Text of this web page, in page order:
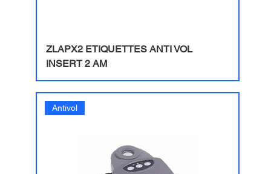
ZLAPX2 ETIQUETTES ANTI VOL
INSERT 2 AM
Antivol